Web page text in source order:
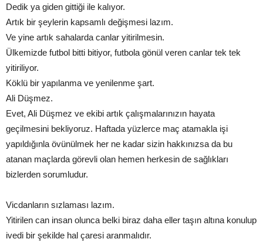
Dedik ya giden gittiği ile kalıyor.
Artık bir şeylerin kapsamlı değişmesi lazım.
Ve yine artık sahalarda canlar yitirilmesin.
Ülkemizde futbol bitti bitiyor, futbola gönül veren canlar tek tek
yitiriliyor.
Köklü bir yapılanma ve yenilenme şart.
Ali Düşmez.
Evet, Ali Düşmez ve ekibi artık çalışmalarınızın hayata
geçilmesini bekliyoruz. Haftada yüzlerce maç atamakla işi
yapıldığınla övünülmek her ne kadar sizin hakkınızsa da bu
atanan maçlarda görevli olan hemen herkesin de sağlıkları
bizlerden sorumludur.
Vicdanların sızlaması lazım.
Yitirilen can insan olunca belki biraz daha eller taşın altına konulup
ivedi bir şekilde hal çaresi aranmalıdır.